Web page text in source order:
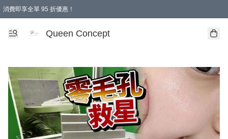
消費即享全單 95 折優惠！
Queen Concept